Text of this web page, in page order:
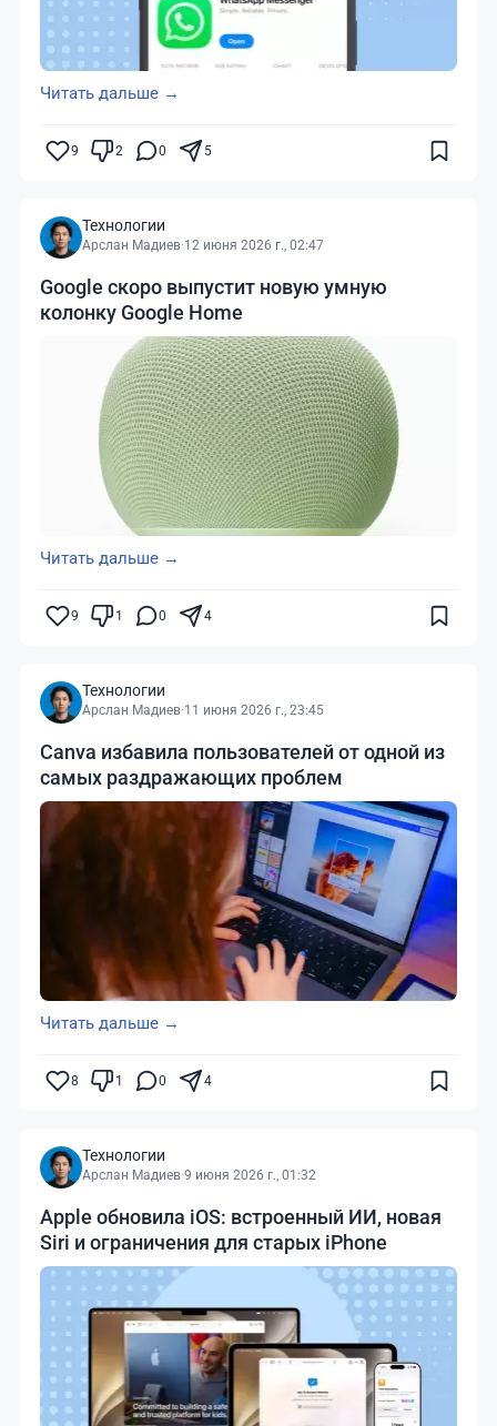
Читать дальше →
9 2 0 5
Технологии
Арслан Мадиев·12 июня 2026 г., 02:47
Google скоро выпустит новую умную
колонку Google Home
Читать дальше →
9 1 0 4
Технологии
Арслан Мадиев·11 июня 2026 г., 23:45
Canva избавила пользователей от одной из
самых раздражающих проблем
Читать дальше →
8 1 0 4
Технологии
Арслан Мадиев·9 июня 2026 г., 01:32
Apple обновила iOS: встроенный ИИ, новая
Siri и ограничения для старых iPhone